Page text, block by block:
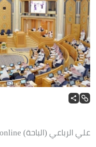
علي الرباعي (الباحة) okaz_online@